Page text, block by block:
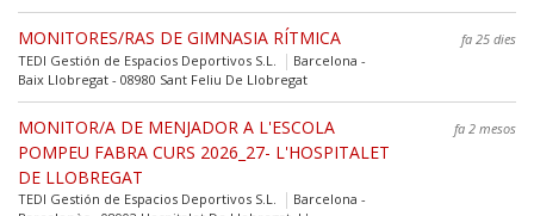
MONITORES/RAS DE GIMNASIA RÍTMICA
fa 25 dies
TEDI Gestión de Espacios Deportivos S.L.
Barcelona -
Baix Llobregat - 08980 Sant Feliu De Llobregat
MONITOR/A DE MENJADOR A L'ESCOLA
POMPEU FABRA CURS 2026_27- L'HOSPITALET
DE LLOBREGAT
fa 2 mesos
TEDI Gestión de Espacios Deportivos S.L.
Barcelona -